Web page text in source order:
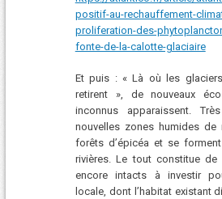
positif-au-rechauffement-
proliferation-des-
fonte-de-la-calotte-glaciaire
Et puis : « Là où les
retirent », de nouveaux
inconnus apparaissent.
nouvelles zones humides de
forêts d’épicéa et se
rivières. Le tout constitue de
encore intacts à investir
locale, dont l’habitat existant